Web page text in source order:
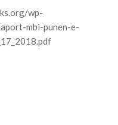
wp-
mbi-punen-e-